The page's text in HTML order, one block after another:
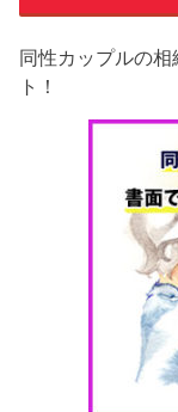
同性カップルの
ト！